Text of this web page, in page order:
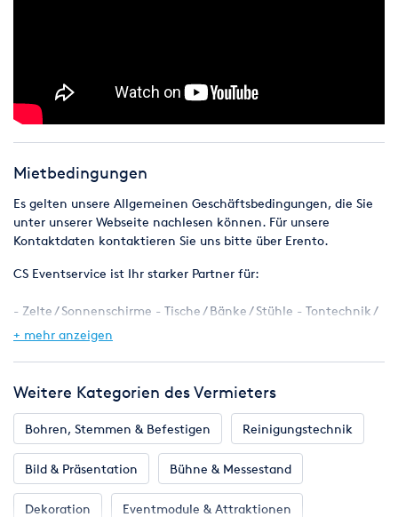
Mietbedingungen
Es gelten unsere Allgemeinen Geschäftsbedingungen, die Sie
unter unserer Webseite nachlesen können. Für unsere
Kontaktdaten kontaktieren Sie uns bitte über Erento.
CS Eventservice ist Ihr starker Partner für:
- Zelte / Sonnenschirme - Tische / Bänke / Stühle - Tontechnik /
Lichttechnik
Bubbelmaschinen
- Hüpfburgen / Kinder - Skybeamer / Outdoor - Heizungen /
- Deko / Eventmodule - Gastronomie / Catering
All unsere Produkte finden Sie auch in unserem Onlineshop
cseventservice.com
Preise verstehen sich zzgl. gesetzlicher Mehrwertsteuer
+ mehr anzeigen
Weitere Kategorien des Vermieters
Bohren, Stemmen & Befestigen Reinigungstechnik
Bild & Präsentation Bühne & Messestand
Dekoration Eventmodule & Attraktionen